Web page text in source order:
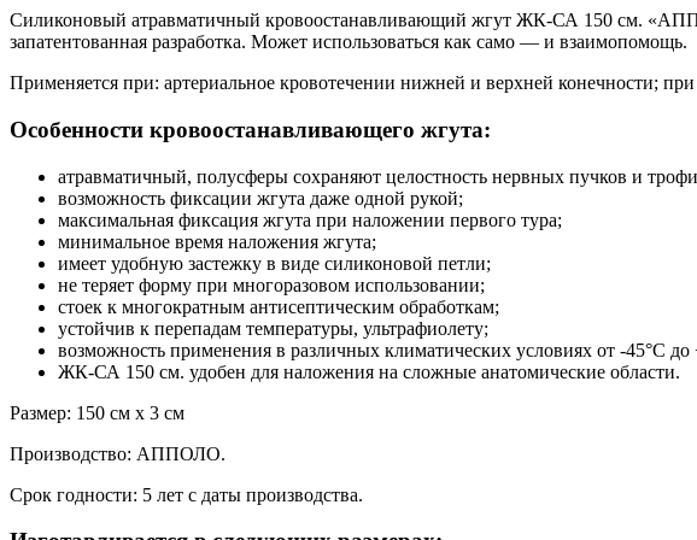
Силиконовый атравматичный кровоостанавливающий жгут ЖК-СА 150 см.
запатентованная разработка. Может использоваться как само — и взаимопомощь.
Применяется при: артериальное кровотечении нижней и верхней конечности;
Особенности кровоостанавливающего жгута:
атравматичный, полусферы сохраняют целостность нервных пучков и
возможность фиксации жгута даже одной рукой;
максимальная фиксация жгута при наложении первого тура;
минимальное время наложения жгута;
имеет удобную застежку в виде силиконовой петли;
не теряет форму при многоразовом использовании;
стоек к многократным антисептическим обработкам;
устойчив к перепадам температуры, ультрафиолету;
возможность применения в различных климатических условиях от -45°С до
ЖК-СА 150 см. удобен для наложения на сложные анатомические области.
Размер: 150 см х 3 см
Производство: АППОЛО.
Срок годности: 5 лет с даты производства.